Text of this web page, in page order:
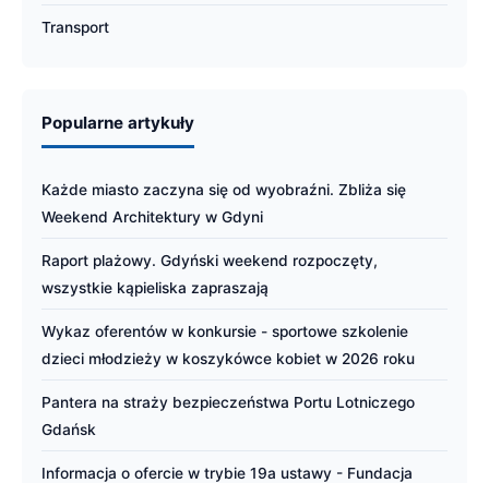
Transport
Popularne artykuły
Każde miasto zaczyna się od wyobraźni. Zbliża się
Weekend Architektury w Gdyni
Raport plażowy. Gdyński weekend rozpoczęty,
wszystkie kąpieliska zapraszają
Wykaz oferentów w konkursie - sportowe szkolenie
dzieci młodzieży w koszykówce kobiet w 2026 roku
Pantera na straży bezpieczeństwa Portu Lotniczego
Gdańsk
Informacja o ofercie w trybie 19a ustawy - Fundacja